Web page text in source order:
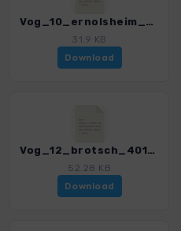
Vog_10_ernolsheim_4018_8.gpx
31.9 KB
Download
Vog_12_brotsch_4018_8.gpx
52.28 KB
Download